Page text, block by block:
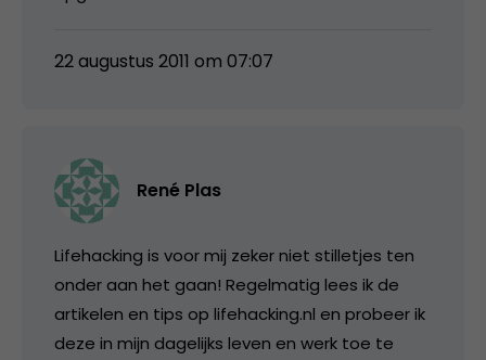
22 augustus 2011 om 07:07
René Plas
Lifehacking is voor mij zeker niet stilletjes ten
onder aan het gaan! Regelmatig lees ik de
artikelen en tips op lifehacking.nl en probeer ik
deze in mijn dagelijks leven en werk toe te